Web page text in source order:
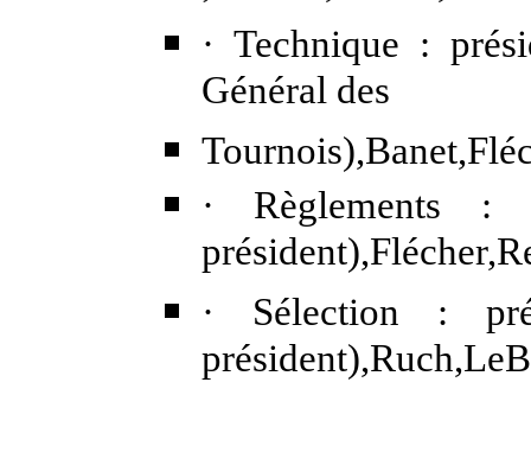
· Technique :
Général des
· Règlements :
· Sélection :